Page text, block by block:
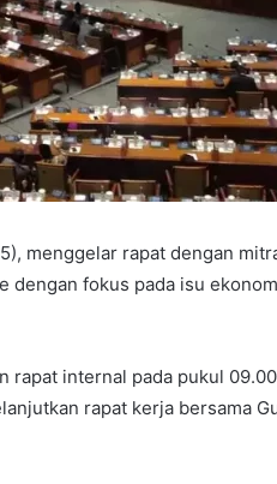
menggelar rapat dengan
dengan fokus pada isu
rapat internal pada pukul
rapat kerja bersama